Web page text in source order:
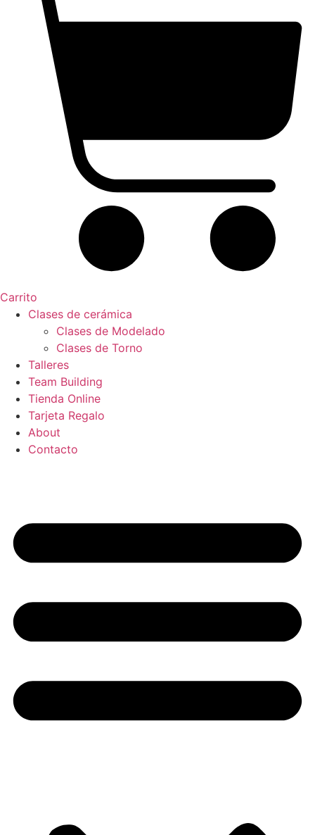
Carrito
Clases de cerámica
Clases de Modelado
Clases de Torno
Talleres
Team Building
Tienda Online
Tarjeta Regalo
About
Contacto